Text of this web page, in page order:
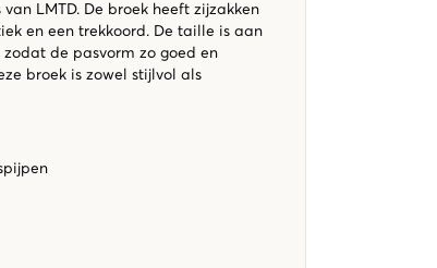
LMTD. De broek heeft zijzakken
en een trekkoord. De taille is aan
de pasvorm zo goed en
broek is zowel stijlvol als